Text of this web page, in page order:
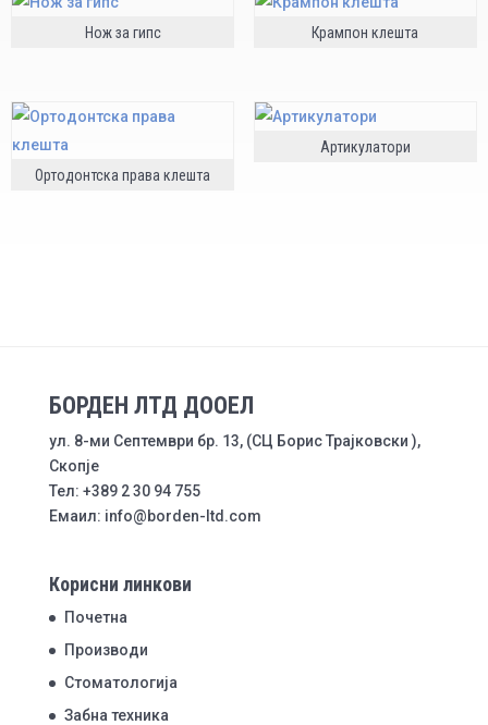
Нож за гипс Крампон клешта
Ортодонтска права клешта
Артикулатори
БОРДЕН ЛТД ДООЕЛ
ул. 8-ми Септември бр. 13, (СЦ Борис Трајковски ),
Скопје
Тел: +389 2 30 94 755
Емаил: info@borden-ltd.com
Корисни линкови
Почетна
Производи
Стоматологија
Забна техника